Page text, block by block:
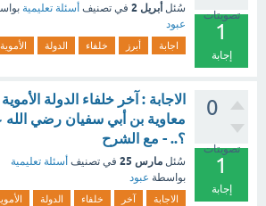
تصويتات
1
إجابة
سُئل أبريل 2 في تصنيف أسئلة تعليمية
عبود
اجابة أبرز خلفاء الدولة الأموية
0
تصويتات
1
إجابة
الاجابة : آخر خلفاء الدولة
معاوية بن أبي سفيان رضي الله
؟.. - مع الشرح
سُئل مارس 25 في تصنيف أسئلة تعليمية
بواسطة عبود
الاجابة آخر خلفاء الدولة